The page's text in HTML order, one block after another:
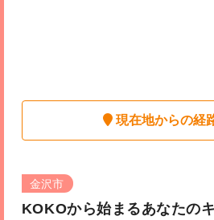
現在地からの経
金沢市
KOKOから始まるあなたの